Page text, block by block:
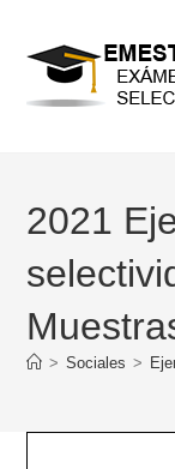
contenido
2021
> Sociales >